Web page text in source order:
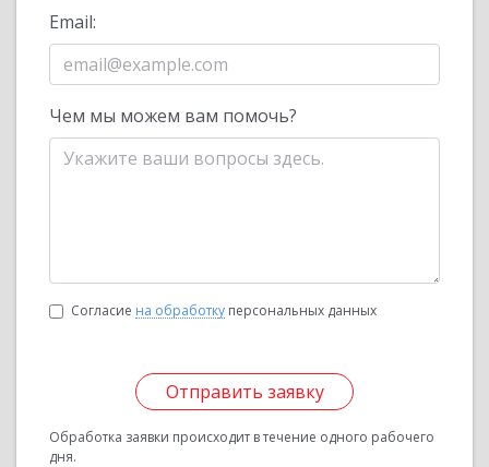
Email:
Чем мы можем вам помочь?
Согласие на обработку персональных данных
Отправить заявку
Обработка заявки происходит в течение одного рабочего
дня.